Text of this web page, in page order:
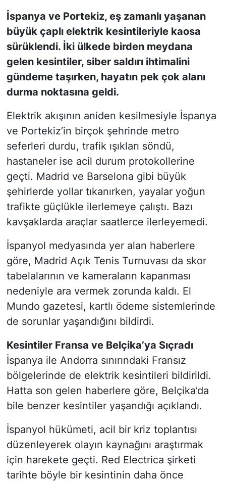
İspanya ve Portekiz, eş zamanlı yaşanan
büyük çaplı elektrik kesintileriyle kaosa
sürüklendi. İki ülkede birden meydana
gelen kesintiler, siber saldırı ihtimalini
gündeme taşırken, hayatın pek çok alanı
durma noktasına geldi.
Elektrik akışının aniden kesilmesiyle İspanya
ve Portekiz’in birçok şehrinde metro
seferleri durdu, trafik ışıkları söndü,
hastaneler ise acil durum protokollerine
geçti. Madrid ve Barselona gibi büyük
şehirlerde yollar tıkanırken, yayalar yoğun
trafikte güçlükle ilerlemeye çalıştı. Bazı
kavşaklarda araçlar saatlerce ilerleyemedi.
İspanyol medyasında yer alan haberlere
göre, Madrid Açık Tenis Turnuvası da skor
tabelalarının ve kameraların kapanması
nedeniyle ara vermek zorunda kaldı. El
Mundo gazetesi, kartlı ödeme sistemlerinde
de sorunlar yaşandığını bildirdi.
Kesintiler Fransa ve Belçika’ya Sıçradı
İspanya ile Andorra sınırındaki Fransız
bölgelerinde de elektrik kesintileri bildirildi.
Hatta son gelen haberlere göre, Belçika’da
bile benzer kesintiler yaşandığı açıklandı.
İspanyol hükümeti, acil bir kriz toplantısı
düzenleyerek olayın kaynağını araştırmak
için harekete geçti. Red Electrica şirketi
tarihte böyle bir kesintinin daha önce
KONGRE HABERLERİ
KONGRE TAKVİMİ
RÖPORTAJLAR